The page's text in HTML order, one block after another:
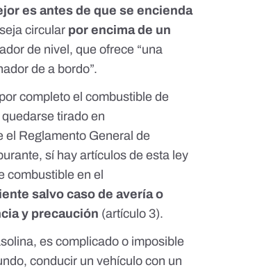
es antes de que se encienda
circular por encima de un
de nivel, que ofrece “una
de a bordo”.
completo el combustible de
tirado en
el Reglamento General de
sí hay artículos de esta ley
combustible en el
salvo caso de avería o
y precaución (artículo 3).
es complicado o imposible
conducir un vehículo con un